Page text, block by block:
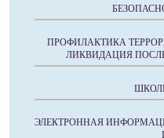
ПРОФИЛАКТИКА
ЛИКВИДАЦИЯ
ЭЛЕКТРОННАЯ